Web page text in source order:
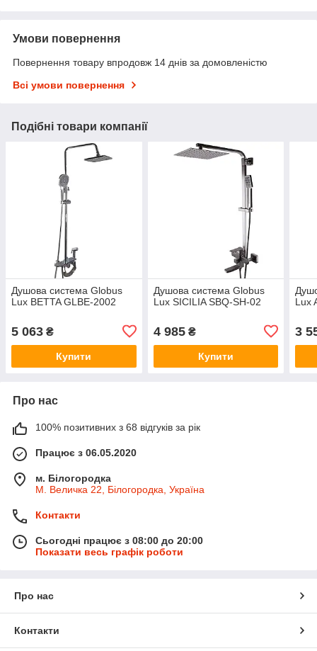
Умови повернення
Повернення товару впродовж 14 днів за домовленістю
Всі умови повернення
Подібні товари компанії
Душова система Globus
Lux BETTA GLBE-2002
5 063 ₴
Купити
Душова система Globus
Lux SICILIA SBQ-SH-02
4 985₴
Купити
Lux
3
Про нас
100% позитивних з 68 відгуків за рік
Працює з 06.05.2020
м. Білогородка
М. Величка 22, Білогородка, Україна
Контакти
Сьогодні працює з 08:00 до 20:00
Показати весь графік роботи
Про нас
Контакти